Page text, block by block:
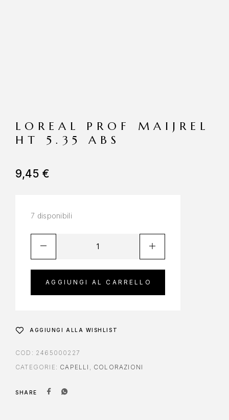
LOREAL PROF MAIJREL
HT 5.35 ABS
9,45€
7 disponibili
AGGIUNGI AL CARRELLO
AGGIUNGI ALLA WISHLIST
COD: 2465000227
CATEGORIE: CAPELLI , COLORAZIONI
SHARE